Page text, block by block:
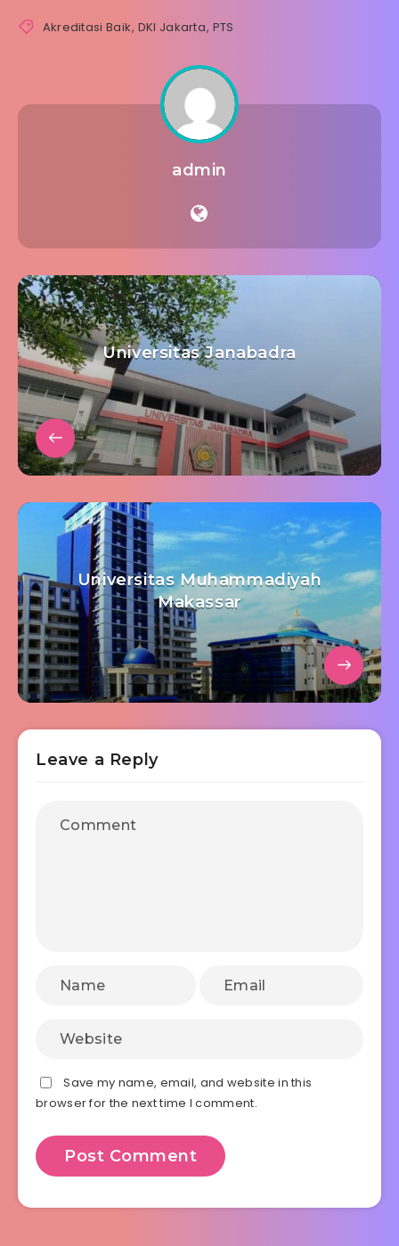
Akreditasi Baik, DKI Jakarta, PTS
admin
Universitas Janabadra
Universitas Muhammadiyah
Makassar
Leave a Reply
Save my name, email, and website in this
browser for the next time I comment.